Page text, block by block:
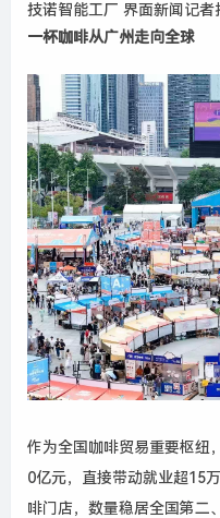
技诺智能工厂 界面新闻记者
一杯咖啡从广州走向全球
作为全国咖啡贸易重要枢纽，
0亿元，直接带动就业超15
啡门店，数量稳居全国第二